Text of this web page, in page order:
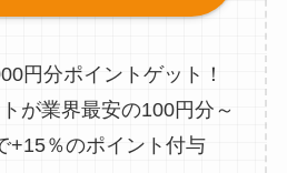
円分ポイントゲット！
が業界最安の100円分～
+15％のポイント付与